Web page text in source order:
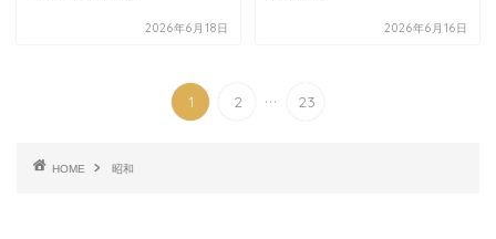
2026年6月18日 2026年6月16日
1 2 ... 23
HOME 昭和